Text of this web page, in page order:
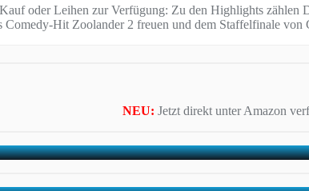
oder Leihen zur Verfügung: Zu den Highlights
Hit Zoolander 2 freuen und dem Staffelfinale
NEU: Jetzt direkt unter Amazon